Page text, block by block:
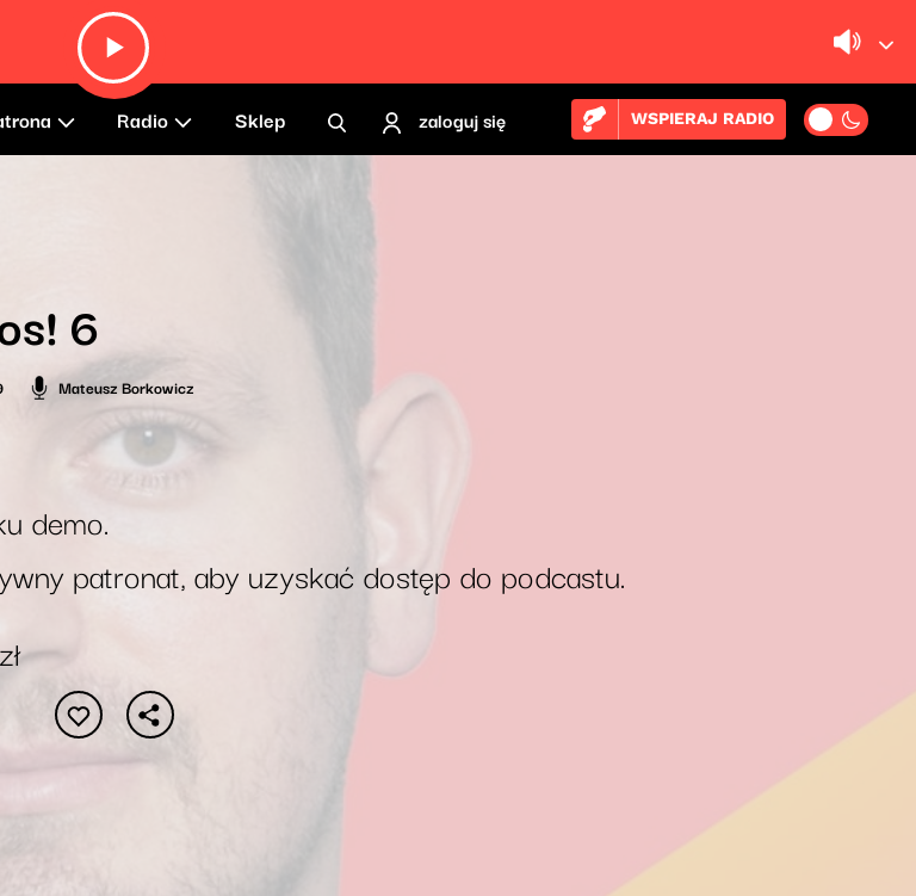
Radio Sklep zaloguj się WSPIERAJ RADIO
6
Mateusz Borkowicz
demo.
patronat, aby uzyskać dostęp do podcastu.